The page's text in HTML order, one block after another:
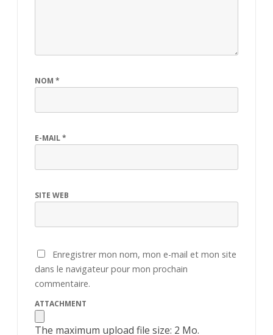
NOM *
E-MAIL*
SITE WEB
Enregistrer mon nom, mon e-mail et mon site
dans le navigateur pour mon prochain
commentaire.
ATTACHMENT
The maximum upload file size: 2 Mo.